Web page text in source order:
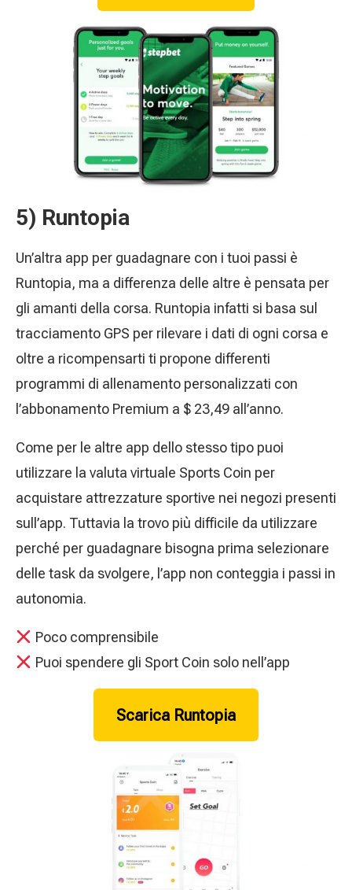
5) Runtopia
Un’altra app per guadagnare con i tuoi passi è
Runtopia, ma a differenza delle altre è pensata per
gli amanti della corsa. Runtopia infatti si basa sul
tracciamento GPS per rilevare i dati di ogni corsa e
oltre a ricompensarti ti propone differenti
programmi di allenamento personalizzati con
l’abbonamento Premium a $ 23,49 all’anno.
Come per le altre app dello stesso tipo puoi
utilizzare la valuta virtuale Sports Coin per
acquistare attrezzature sportive nei negozi presenti
sull’app. Tuttavia la trovo più difficile da utilizzare
perché per guadagnare bisogna prima selezionare
delle task da svolgere, l’app non conteggia i passi in
autonomia.
Poco comprensibile
Puoi spendere gli Sport Coin solo nell’app
Scarica Runtopia